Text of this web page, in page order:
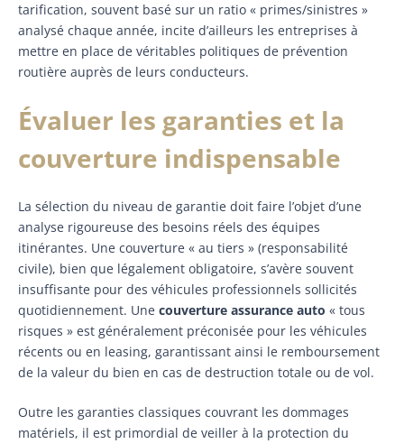
tarification, souvent basé sur un ratio « primes/sinistres »
analysé chaque année, incite d’ailleurs les entreprises à
mettre en place de véritables politiques de prévention
routière auprès de leurs conducteurs.
Évaluer les garanties et la
couverture indispensable
La sélection du niveau de garantie doit faire l’objet d’une
analyse rigoureuse des besoins réels des équipes
itinérantes. Une couverture « au tiers » (responsabilité
civile), bien que légalement obligatoire, s’avère souvent
insuffisante pour des véhicules professionnels sollicités
quotidiennement. Une couverture assurance auto « tous
risques » est généralement préconisée pour les véhicules
récents ou en leasing, garantissant ainsi le remboursement
de la valeur du bien en cas de destruction totale ou de vol.
Outre les garanties classiques couvrant les dommages
matériels, il est primordial de veiller à la protection du